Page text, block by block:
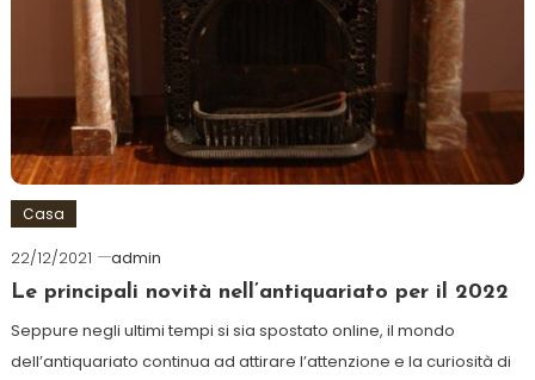
Casa
22/12/2021
admin
Le principali novità nell’antiquariato per il 2022
Seppure negli ultimi tempi si sia spostato online, il mondo
dell’antiquariato continua ad attirare l’attenzione e la curiosità di